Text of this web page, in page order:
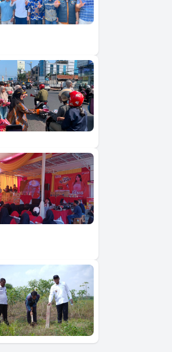
Tabungan
Lokal Bank
Lampung
Mulai Hari Ini,
Total Rp1
Miliar